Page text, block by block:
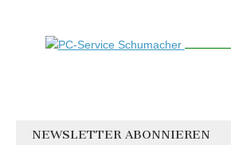
NEWSLETTER ABONNIEREN